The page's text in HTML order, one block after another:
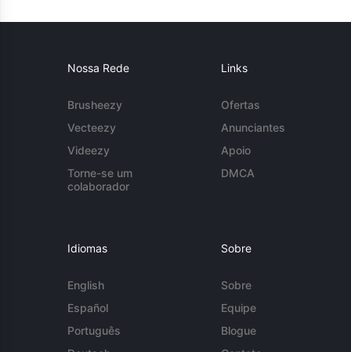
Nossa Rede
Brusheezy
Vecteezy
Videezy
Torne-se um
colaborador
Links
Ofertas
Anunciantes
Apoio
DMCA
Idiomas
English
Español
Português
Sobre
Sobre
Equipe
Blogue